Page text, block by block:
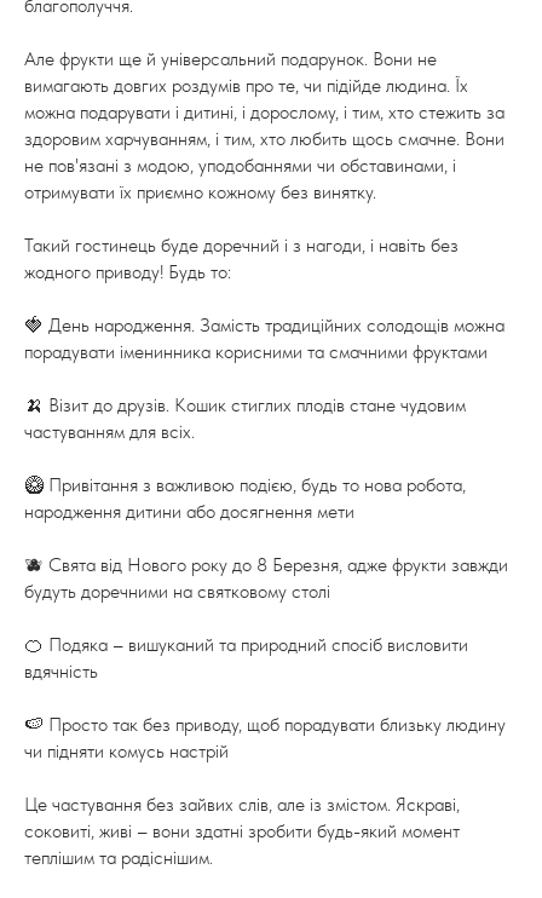
благополуччя.
Але фрукти ще й універсальний подарунок. Вони не
вимагають довгих роздумів про те, чи підійде людина. Їх
можна подарувати і дитині, і дорослому, і тим, хто стежить за
здоровим харчуванням, і тим, хто любить щось смачне. Вони
не пов'язані з модою, уподобаннями чи обставинами, і
отримувати їх приємно кожному без винятку.
Такий гостинець буде доречний і з нагоди, і навіть без
жодного приводу! Будь то:
🍓 День народження. Замість традиційних солодощів можна
порадувати іменинника корисними та смачними фруктами
🍌 Візит до друзів. Кошик стиглих плодів стане чудовим
частуванням для всіх.
🥝 Привітання з важливою подією, будь то нова робота,
народження дитини або досягнення мети
🫐 Свята від Нового року до 8 Березня, адже фрукти завжди
будуть доречними на святковому столі
🍊 Подяка – вишуканий та природний спосіб висловити
вдячність
🍉 Просто так без приводу, щоб порадувати близьку людину
чи підняти комусь настрій
Це частування без зайвих слів, але із змістом. Яскраві,
соковиті, живі – вони здатні зробити будь-який момент
теплішим та радіснішим.